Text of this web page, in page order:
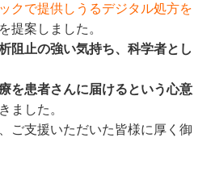
クで提供しうるデジタル処方を
を提案しました。
阻止の強い気持ち、科学者とし
を患者さんに届けるという心意
ました。
ご支援いただいた皆様に厚く御